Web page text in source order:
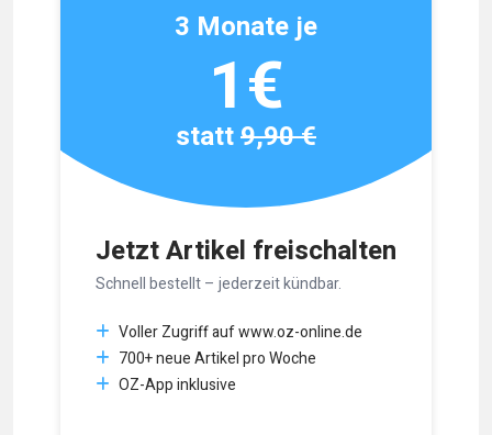
Jetzt Artikel freischalten
Schnell bestellt – jederzeit kündbar.
Voller Zugriff auf www.oz-online.de
700+ neue Artikel pro Woche
OZ-App inklusive
3 Monate je
1€
statt9,90 €